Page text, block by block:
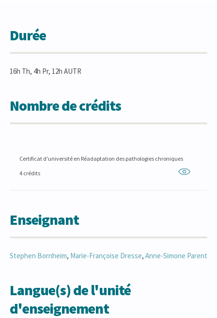
Durée
16h Th, 4h Pr, 12h AUTR
Nombre de crédits
Certificat d'université en Réadaptation des pathologies chroniques
4 crédits
Enseignant
Stephen Bornheim, Marie-Françoise Dresse, Anne-Simone Parent
Langue(s) de l'unité
d'enseignement